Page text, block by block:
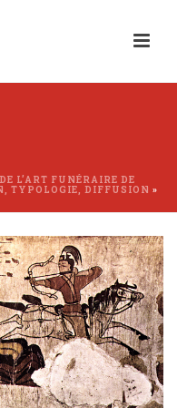
L’ART FUNÉRAIRE DE
TYPOLOGIE, DIFFUSION »